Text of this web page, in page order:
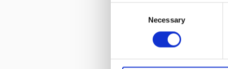
Necessary